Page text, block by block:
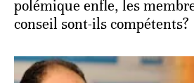
polémique enfle, les
conseil sont-ils compétents?